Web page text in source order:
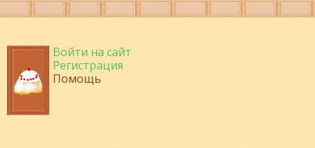
Войти на сайт
Регистрация
Помощь